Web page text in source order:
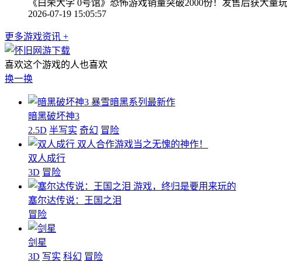
《白荣大学 0号馆》恐怖游戏销量突破2000份！发售后获大
2026-07-19 15:05:57
更多游戏资讯 +
喜欢这个游戏的人也喜欢
换一换
暴雪暗黑系列最新作
暗黑破坏神3
2.5D 半写实 奇幻 冒险
双人合作游戏当之无愧的神作！
双人成行
3D 冒险
游戏，终归是要用来玩的
塞尔达传说：王国之泪
冒险
剑星
3D 写实 科幻 冒险